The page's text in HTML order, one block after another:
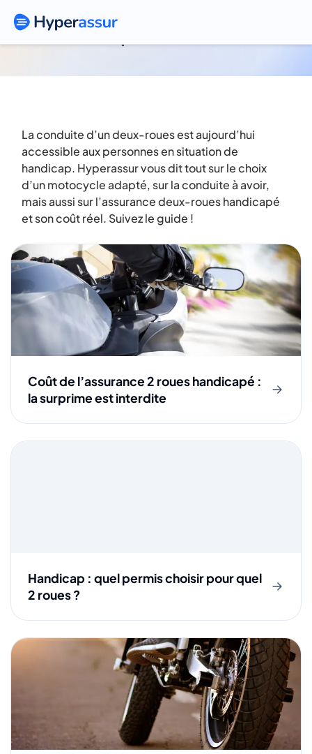
Handicap et deux-roues
La conduite d’un deux-roues est aujourd’hui
accessible aux personnes en situation de
handicap. Hyperassur vous dit tout sur le choix
d’un motocycle adapté, sur la conduite à avoir,
mais aussi sur l’assurance deux-roues handicapé
et son coût réel. Suivez le guide !
Coût de l’assurance 2 roues handicapé :
la surprime est interdite
Handicap : quel permis choisir pour quel
2 roues ?